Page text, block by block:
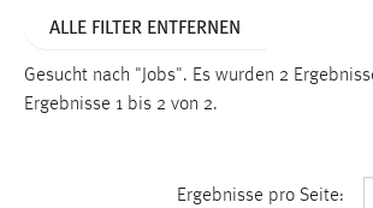
ALLE FILTER ENTFERNEN
Gesucht nach "Jobs". Es wurden 2
Ergebnisse 1 bis 2 von 2.
Ergebnisse pro Seite:
Funktionen und sind für die
Einverständnis
cookie_consent